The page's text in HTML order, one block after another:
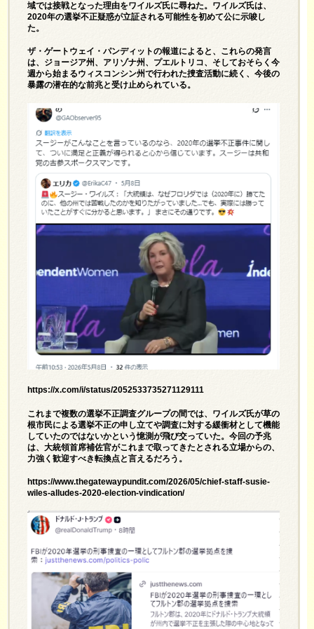
域では接戦となった理由をワイルズ氏に尋ねた。ワイルズ氏は、
2020年の選挙不正疑惑が立証される可能性を初めて公に示唆し
た。
ザ・ゲートウェイ・パンディットの報道によると、これらの発言
は、ジョージア州、アリゾナ州、プエルトリコ、そしておそらく今
週から始まるウィスコンシン州で行われた捜査活動に続く、今後の
暴露の潜在的な前兆と受け止められている。
https://x.com/i/status/2052533735271129111
これまで複数の選挙不正調査グループの間では、ワイルズ氏が草の
根市民による選挙不正の申し立てや調査に対する緩衝材として機能
していたのではないかという憶測が飛び交っていた。今回の予兆
は、大統領首席補佐官がこれまで取ってきたとされる立場からの、
力強く歓迎すべき転換点と言えるだろう。
https://www.thegatewaypundit.com/2026/05/chief-staff-susie-
wiles-alludes-2020-election-vindication/